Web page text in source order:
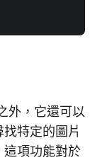
外，它還可以
特定的圖片
這項功能對於